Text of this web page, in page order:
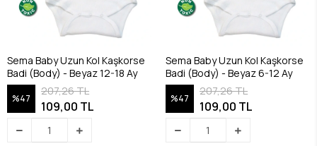
Sema Baby Uzun Kol Kaşkorse
Badi (Body) - Beyaz 12-18 Ay
%47
207,26 TL
109,00 TL
Sema Baby Uzun Kol Kaşkorse
Badi (Body) - Beyaz 6-12 Ay
%47
207,26 TL
109,00 TL